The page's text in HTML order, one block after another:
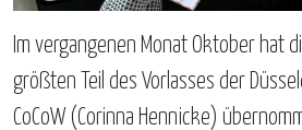
Im vergangenen Monat Oktober hat
größten Teil des Vorlasses der
CoCoW (Corinna Hennicke)